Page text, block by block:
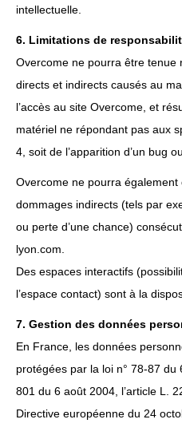
intellectuelle.
6. Limitations de
Overcome ne pourra être tenue
directs et indirects causés au
l’accès au site Overcome, et
matériel ne répondant pas aux
4, soit de l’apparition d’un bug
Overcome ne pourra
dommages indirects (tels par
ou perte d’une chance)
lyon.com.
Des espaces interactifs
l’espace contact) sont à la
7. Gestion des données
En France, les données
protégées par la loi n° 78-87 du
801 du 6 août 2004, l’article L.
Directive européenne du 24